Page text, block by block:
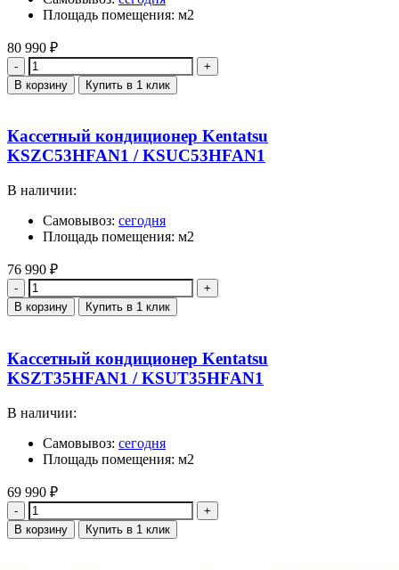
Площадь помещения: м2
80 990 ₽
Количество
В корзину Купить в 1 клик
Кассетный кондиционер Kentatsu
KSZC53HFAN1 / KSUC53HFAN1
В наличии:
Самовывоз: сегодня
Площадь помещения: м2
76 990 ₽
Количество
В корзину Купить в 1 клик
Кассетный кондиционер Kentatsu
KSZT35HFAN1 / KSUT35HFAN1
В наличии:
Самовывоз: сегодня
Площадь помещения: м2
69 990 ₽
Количество
В корзину Купить в 1 клик